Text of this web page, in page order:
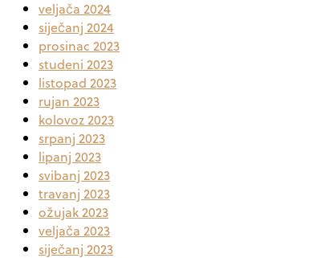
veljača 2024
siječanj 2024
prosinac 2023
studeni 2023
listopad 2023
rujan 2023
kolovoz 2023
srpanj 2023
lipanj 2023
svibanj 2023
travanj 2023
ožujak 2023
veljača 2023
siječanj 2023